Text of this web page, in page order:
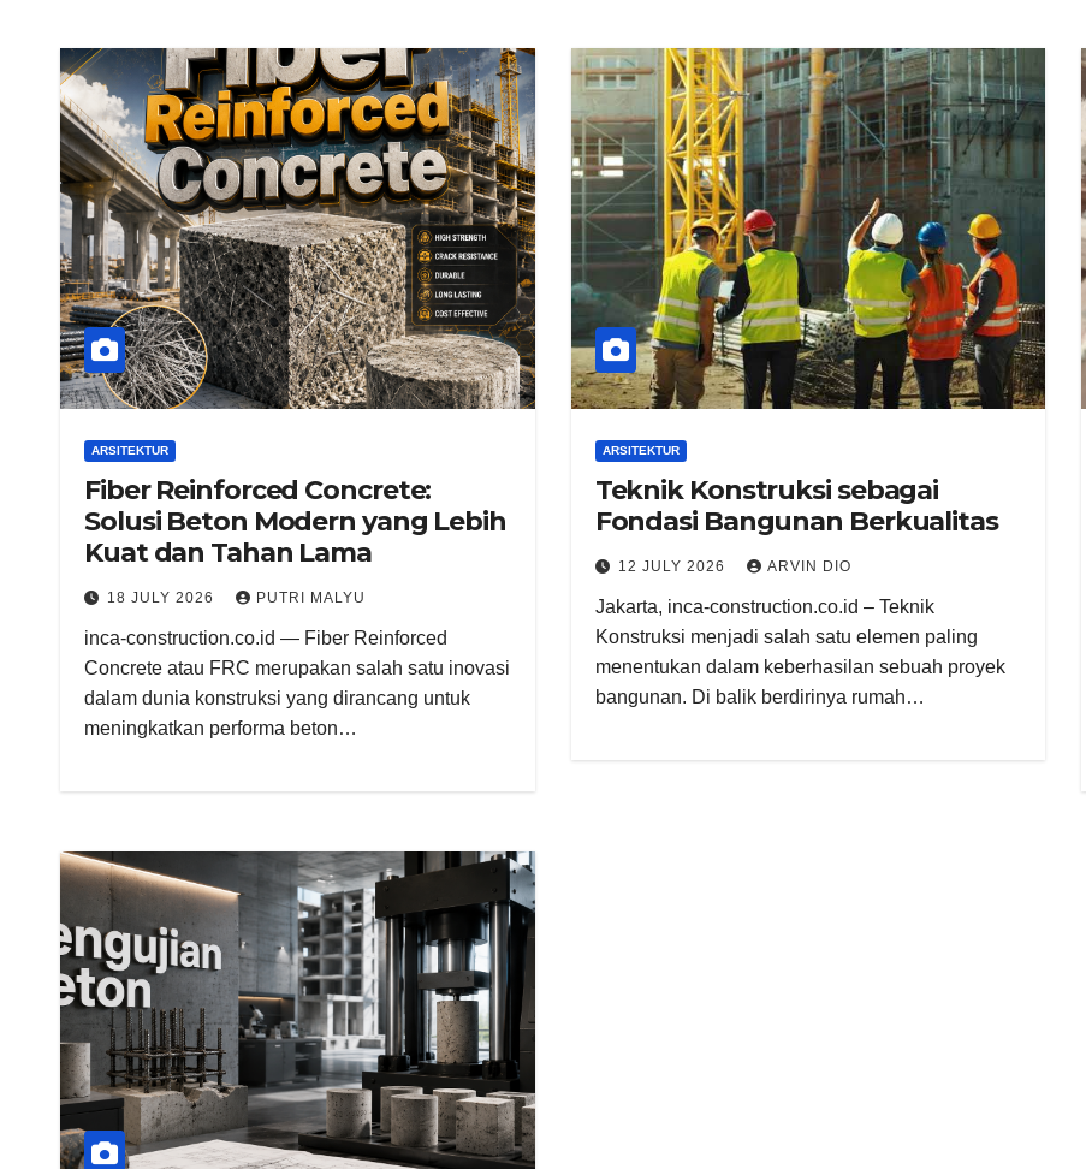
ARSITEKTUR
Fiber Reinforced Concrete:
Solusi Beton Modern yang Lebih
Kuat dan Tahan Lama
18 JULY 2026 PUTRI MALYU
inca-construction.co.id — Fiber Reinforced
Concrete atau FRC merupakan salah satu inovasi
dalam dunia konstruksi yang dirancang untuk
meningkatkan performa beton…
ARSITEKTUR
Teknik Konstruksi sebagai
Fondasi Bangunan Berkualitas
12 JULY 2026 ARVIN DIO
Jakarta, inca-construction.co.id – Teknik
Konstruksi menjadi salah satu elemen paling
menentukan dalam keberhasilan sebuah proyek
bangunan. Di balik berdirinya rumah…